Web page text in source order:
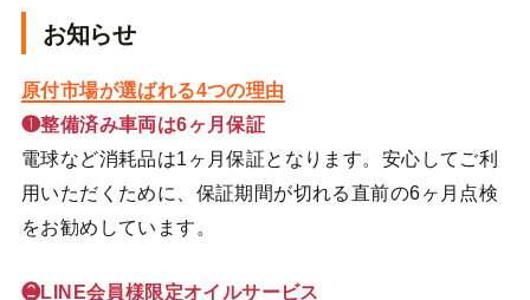
お知らせ
原付市場が選ばれる4つの理由
❶整備済み車両は6ヶ月保証
電球など消耗品は1ヶ月保証となります。安心してご利
用いただくために、保証期間が切れる直前の6ヶ月点検
をお勧めしています。
❷LINE会員様限定オイルサービス